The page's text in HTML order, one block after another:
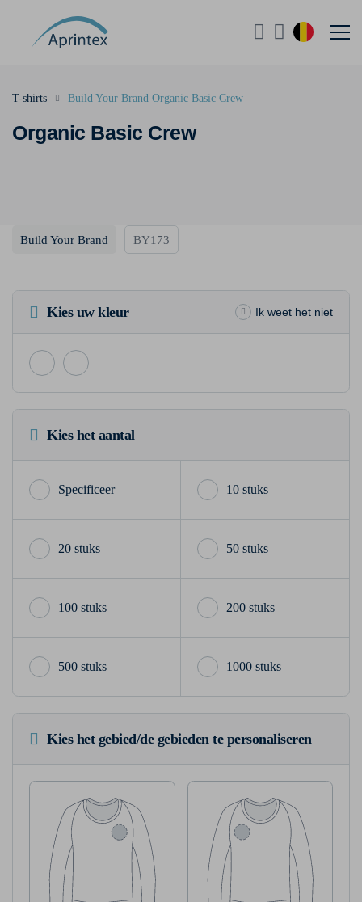
Organic Basic Crew
T-shirts Build Your Brand Organic Basic Crew
Build Your Brand BY173
Kies uw kleur Ik weet het niet
Kies het aantal
10 stuks
20 stuks 50 stuks
100 stuks 200 stuks
500 stuks 1000 stuks
Kies het gebied/de gebieden te personaliseren